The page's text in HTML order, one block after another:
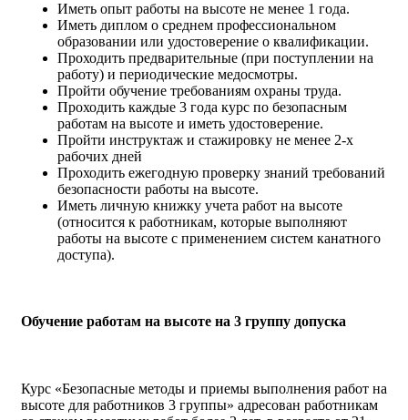
Иметь опыт работы на высоте не менее 1 года.
Иметь диплом о среднем профессиональном
образовании или удостоверение о квалификации.
Проходить предварительные (при поступлении на
работу) и периодические медосмотры.
Пройти обучение требованиям охраны труда.
Проходить каждые 3 года курс по безопасным
работам на высоте и иметь удостоверение.
Пройти инструктаж и стажировку не менее 2-х
рабочих дней
Проходить ежегодную проверку знаний требований
безопасности работы на высоте.
Иметь личную книжку учета работ на высоте
(относится к работникам, которые выполняют
работы на высоте с применением систем канатного
доступа).
Обучение работам на высоте на 3 группу допуска
Курс «Безопасные методы и приемы выполнения работ на
высоте для работников 3 группы» адресован работникам